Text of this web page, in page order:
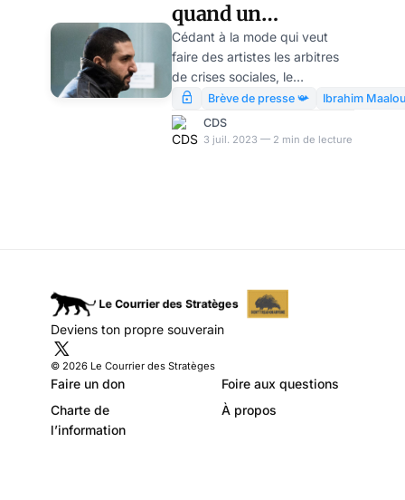
quand un
trompettiste se
met au pipeau, par
Modeste Schwartz
Cédant à la mode qui veut
faire des artistes les arbitres
de crises sociales, le
trompettiste Ibrahim Maalouf
s’est cru obligé de conseiller
aux racailles de tenter leur
Brève de presse 📯
Ibrahim
CDS
3 juil. 2023 — 2 min de lecture
Deviens ton propre souverain
© 2026 Le Courrier des Stratèges
Faire un don
Foire aux questions
Charte de
l’information
À propos